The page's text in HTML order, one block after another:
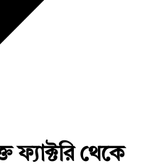
ফ্যাক্টরি থেকে